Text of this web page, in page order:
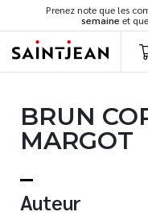
Prenez note que les
semaine et
Romans
Cuisine
Littérature jeunesse
BRUN
MARGOT
Auteur